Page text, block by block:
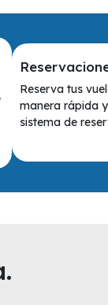
Reserva tus
manera rápida
sistema de